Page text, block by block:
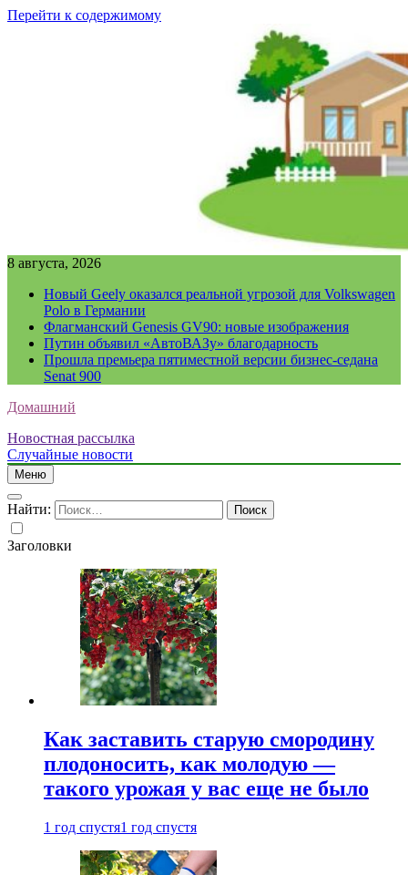
Перейти к содержимому
8 августа, 2026
Новый Geely оказался реальной угрозой для Volkswagen
Polo в Германии
Флагманский Genesis GV90: новые изображения
Путин объявил «АвтоВАЗу» благодарность
Прошла премьера пятиместной версии бизнес-седана
Senat 900
Домашний
Новостная рассылка
Случайные новости
Меню
Найти:
Заголовки
Как заставить старую смородину
плодоносить, как молодую —
такого урожая у вас еще не было
1 год спустя1 год спустя